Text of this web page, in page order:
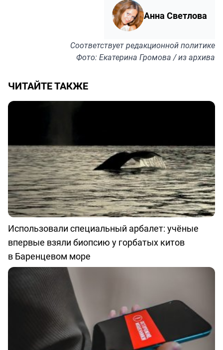
Анна Светлова
Соответствуетредакционной политике
Фото: Екатерина Громова / из архива
ЧИТАЙТЕ ТАКЖЕ
Использовали специальный арбалет: учёные
впервые взяли биопсию у горбатых китов
в Баренцевом море